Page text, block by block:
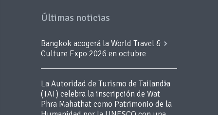
Últimas noticias
Bangkok acogerá la World Travel &
Culture Expo 2026 en octubre
La Autoridad de Turismo de Tailandia
(TAT) celebra la inscripción de Wat
Phra Mahathat como Patrimonio de la